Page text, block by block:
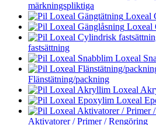
märkningspliktiga
Loxeal
Loxeal
fastsättning
Loxeal
Flänstätning/packning
Loxeal
Loxeal
Aktivatorer / Primer / Rengöring